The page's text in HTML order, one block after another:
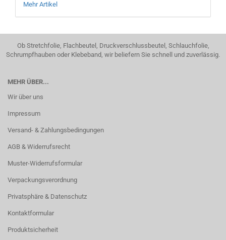
Mehr Artikel
Ob Stretchfolie, Flachbeutel, Druckverschlussbeutel, Schlauchfolie,
Schrumpfhauben oder Klebeband, wir beliefern Sie schnell und zuverlässig.
MEHR ÜBER...
Wir über uns
Impressum
Versand- & Zahlungsbedingungen
AGB & Widerrufsrecht
Muster-Widerrufsformular
Verpackungsverordnung
Privatsphäre & Datenschutz
Kontaktformular
Produktsicherheit